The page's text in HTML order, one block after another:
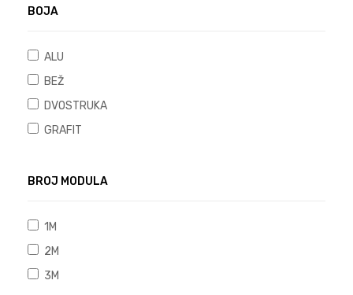
BOJA
ALU
BEŽ
DVOSTRUKA
GRAFIT
BROJ MODULA
1M
2M
3M